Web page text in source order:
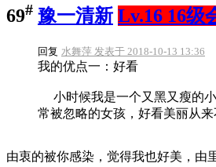
69# 豫一清新 Lv.16 16级
回复 水舞萍 发表于 2018-10-13 13:36
我的优点一：好看
小时候我是一个又黑又瘦的
常被忽略的女孩，好看美丽从来
由衷的被你感染，觉得我也好美，由